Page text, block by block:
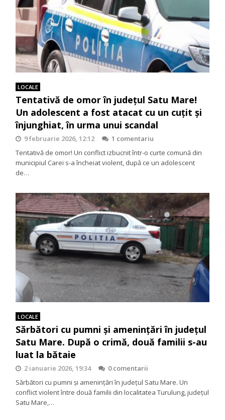
LOCALE
Tentativă de omor în județul Satu Mare!
Un adolescent a fost atacat cu un cuțit și
înjunghiat, în urma unui scandal
9 februarie 2026, 12:12
1 comentariu
Tentativă de omor! Un conflict izbucnit într-o curte comună din
municipiul Carei s-a încheiat violent, după ce un adolescent
de…
LOCALE
Sărbători cu pumni și amenințări în județul
Satu Mare. După o crimă, două familii s-au
luat la bătaie
2 ianuarie 2026, 19:34
0 comentarii
Sărbători cu pumni și amenințări în județul Satu Mare. Un
conflict violent între două familii din localitatea Turulung, județul
Satu Mare,…